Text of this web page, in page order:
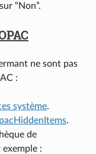
“Non”.
ne sont pas
:
système.
.
de
: